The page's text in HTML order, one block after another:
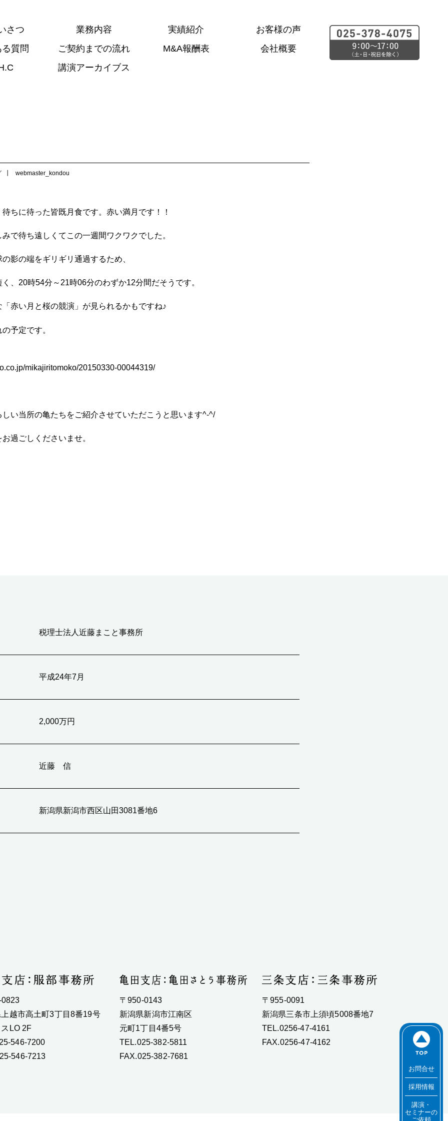
さつ 業務内容 実績紹介
お客様の声
質問
ご契約までの流れ M&A報酬表
会社概要
講演アーカイブス
webmaster_kondou
ちに待った皆既月食です。赤い満月です！！
で待ち遠しくてこの一週間ワクワクでした。
影の端をギリギリ通過するため、
、20時54分～21時06分のわずか12分間だそうです。
赤い月と桜の競演」が見られるかもですね♪
予定です。
mikajiritomoko/20150330-00044319/
い当所の亀たちをご紹介させていただこうと思います^-^/
過ごしくださいませ。
税理士法人近藤まこと事務所
平成24年7月
2,000万円
近藤 信
新潟県新潟市西区山田3081番地6
越市高土町3丁目8番19号
LO 2F
546-7200
546-7213
〒950-0143
新潟県新潟市江南区
元町1丁目4番5号
TEL.025-382-5811
FAX.025-382-7681
〒955-0091
新潟県三条市上須頃5008番地7
TEL.0256-47-4161
FAX.0256-47-4162
お問合せ
採用情報
講演・
セミナーの